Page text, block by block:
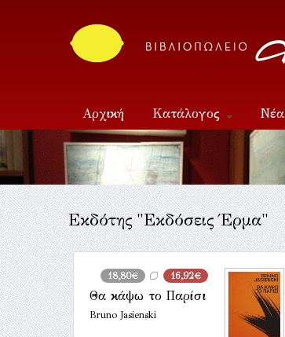
Αρχική Κατάλογος Νέα
Επικοινωνία
Εκδότης "Εκδόσεις Έρμα"
18,80€ 16,92€
Θα κάψω το Παρίσι
Bruno Jasienski